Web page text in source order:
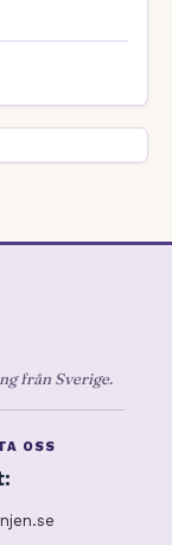
från Sverige.
OSS